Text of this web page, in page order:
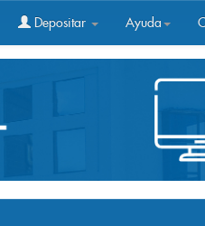
Depositar Ayuda